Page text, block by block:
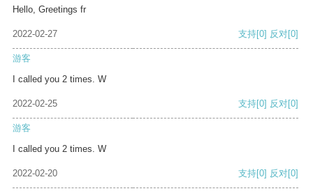
Hello, Greetings fr
2022-02-27 支持[0] 反对[0]
游客
I called you 2 times. W
2022-02-25 支持[0] 反对[0]
游客
I called you 2 times. W
2022-02-20 支持[0] 反对[0]